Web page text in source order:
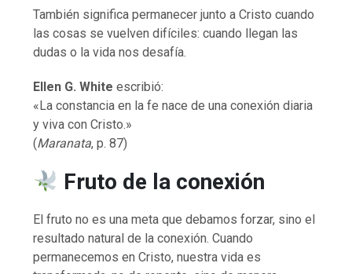
También significa permanecer junto a Cristo cuando
las cosas se vuelven difíciles: cuando llegan las
dudas o la vida nos desafía.
Ellen G. White escribió:
«La constancia en la fe nace de una conexión diaria
y viva con Cristo.»
(Maranata, p. 87)
Fruto de la conexión
El fruto no es una meta que debamos forzar, sino el
resultado natural de la conexión. Cuando
permanecemos en Cristo, nuestra vida es